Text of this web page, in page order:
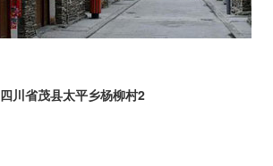
四川省茂县太平乡杨柳村2